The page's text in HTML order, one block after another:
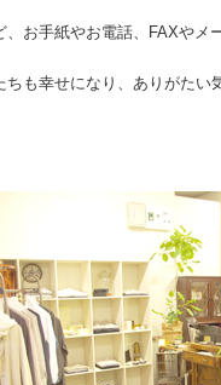
、お手紙やお電話、FAXやメ
ちも幸せになり、ありがたい